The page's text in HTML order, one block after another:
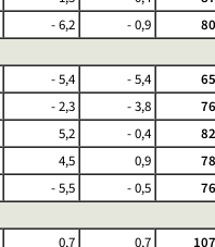
- 6,2 - 0,9
- 5,4 - 5,4
- 2,3 - 3,8
5,2 - 0,4
4,5 0,9
- 5,5 - 0,5
0,7 0,7